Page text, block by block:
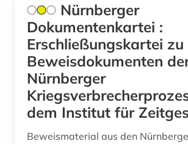
Nürnberger
Dokumentenkartei :
Erschließungskartei zu
Beweisdokumenten
Nürnberger
dem Institut für
Beweismaterial aus den